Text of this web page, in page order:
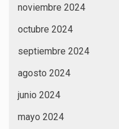
noviembre 2024
octubre 2024
septiembre 2024
agosto 2024
junio 2024
mayo 2024